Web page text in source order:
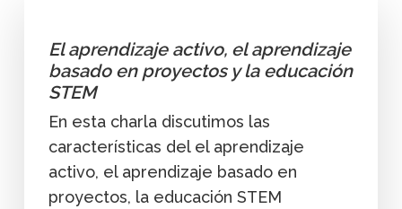
El aprendizaje activo, el aprendizaje
basado en proyectos y la educación
STEM
En esta charla discutimos las
características del el aprendizaje
activo, el aprendizaje basado en
proyectos, la educación STEM